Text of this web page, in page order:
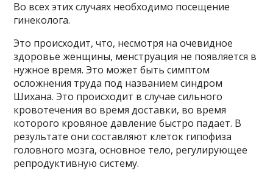
Во всех этих случаях необходимо посещение
гинеколога.
Это происходит, что, несмотря на очевидное
здоровье женщины, менструация не появляется в
нужное время. Это может быть симптом
осложнения труда под названием синдром
Шихана. Это происходит в случае сильного
кровотечения во время доставки, во время
которого кровяное давление быстро падает. В
результате они составляют клеток гипофиза
головного мозга, основное тело, регулирующее
репродуктивную систему.